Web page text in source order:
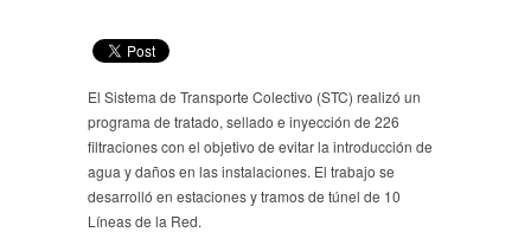
El Sistema de Transporte Colectivo (STC) realizó un
programa de tratado, sellado e inyección de 226
filtraciones con el objetivo de evitar la introducción de
agua y daños en las instalaciones. El trabajo se
desarrolló en estaciones y tramos de túnel de 10
Líneas de la Red.